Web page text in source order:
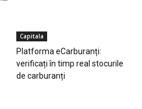
Capitala
Platforma eCarburanți:
verificați în timp real stocurile
de carburanți